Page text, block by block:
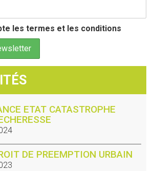
les termes et les conditions
ETAT CATASTROPHE
DE PREEMPTION URBAIN